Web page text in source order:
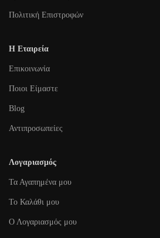
Πολιτική Επιστροφών
Η Εταιρεία
Επικοινωνία
Ποιοι Είμαστε
Blog
Αντιπροσωπείες
Λογαριασμός
Τα Αγαπημένα μου
To Καλάθι μου
Ο Λογαριασμός μου